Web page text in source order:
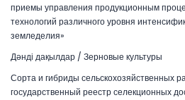
приемы управления продукционным
технологий различного уровня
земледелия»
Дәнді дақылдар / Зерновые культуры
Сорта и гибриды сельскохозяйственных
государственный реестр селекционных